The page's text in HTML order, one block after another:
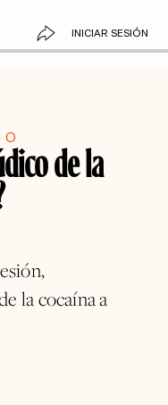
INICIAR SESIÓN
de la
la cocaína a